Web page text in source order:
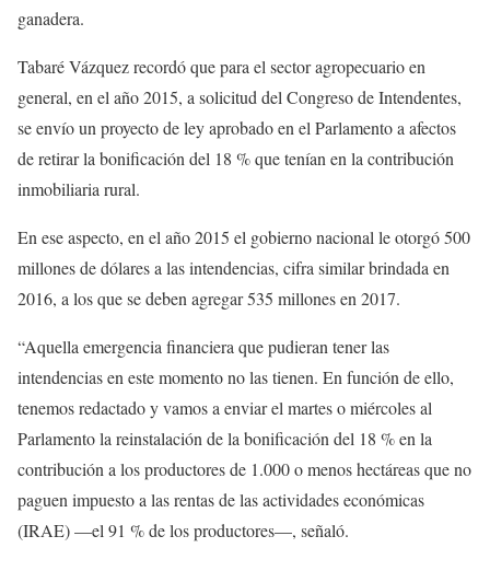
ganadera.
Tabaré Vázquez recordó que para el sector agropecuario en
general, en el año 2015, a solicitud del Congreso de Intendentes,
se envío un proyecto de ley aprobado en el Parlamento a afectos
de retirar la bonificación del 18 % que tenían en la contribución
inmobiliaria rural.
En ese aspecto, en el año 2015 el gobierno nacional le otorgó 500
millones de dólares a las intendencias, cifra similar brindada en
2016, a los que se deben agregar 535 millones en 2017.
“Aquella emergencia financiera que pudieran tener las
intendencias en este momento no las tienen. En función de ello,
tenemos redactado y vamos a enviar el martes o miércoles al
Parlamento la reinstalación de la bonificación del 18 % en la
contribución a los productores de 1.000 o menos hectáreas que no
paguen impuesto a las rentas de las actividades económicas
(IRAE) —el 91 % de los productores—, señaló.